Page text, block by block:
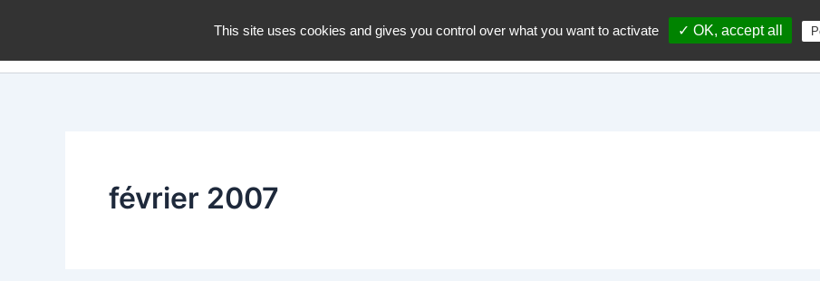
contenu
Accueil A propos du blog
février 2007
This site uses cookies and gives you control over what you want to activate ✓ OK, accept all